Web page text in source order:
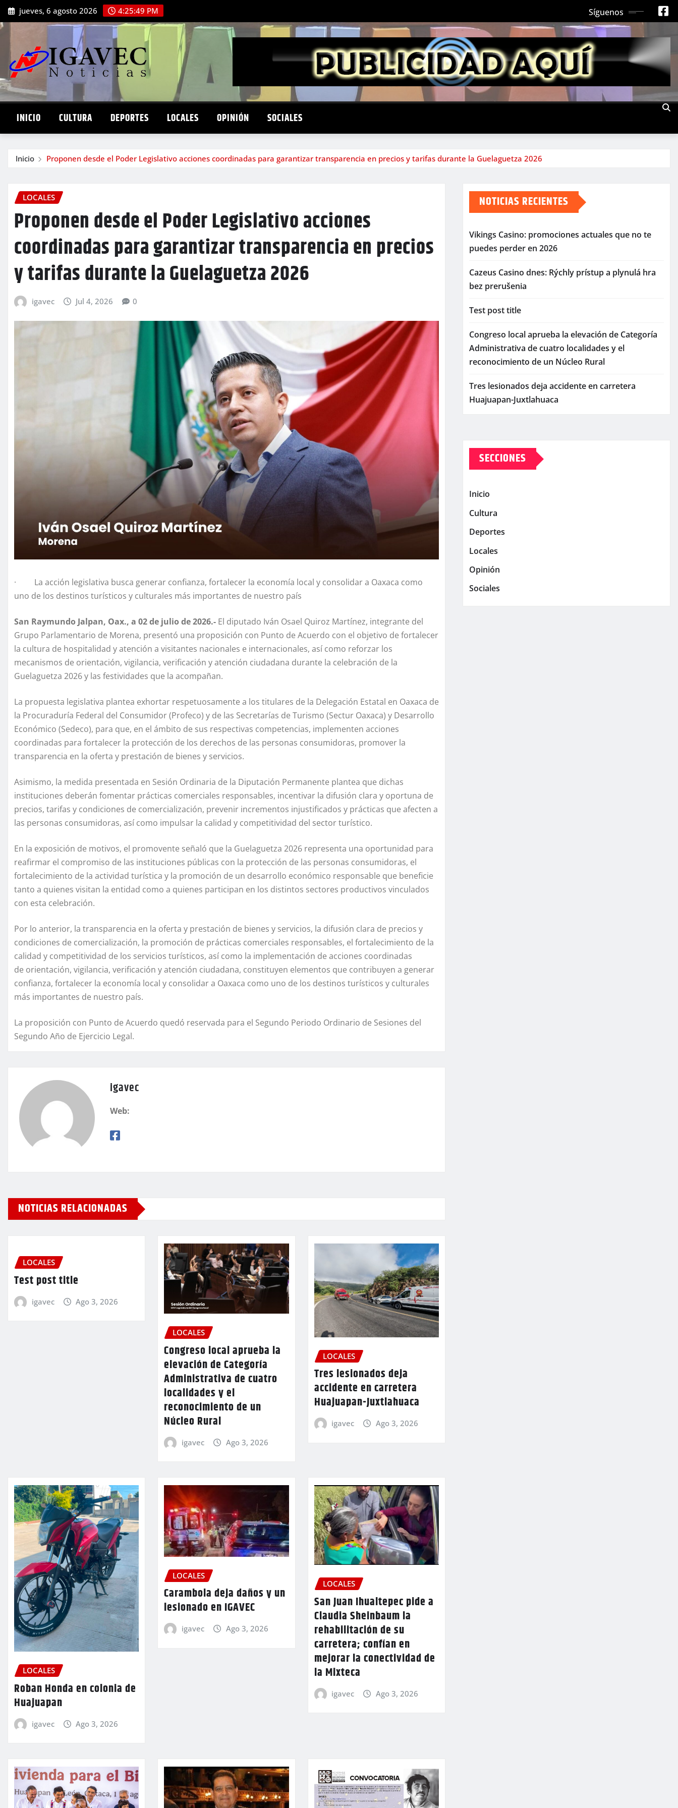
Saltar
al
contenido
jueves, 6 agosto 2026 4:25:51 PM Síguenos
INICIO CULTURA DEPORTES LOCALES OPINIÓN SOCIALES
Inicio Proponen desde el Poder Legislativo acciones coordinadas para garantizar transparencia en precios y tarifas durante la Guelaguetza 2026
LOCALES
Proponen desde el Poder Legislativo acciones
coordinadas para garantizar transparencia en precios
y tarifas durante la Guelaguetza 2026
igavec Jul 4, 2026 0
· La acción legislativa busca generar confianza, fortalecer la economía local y consolidar a Oaxaca como
uno de los destinos turísticos y culturales más importantes de nuestro país
San Raymundo Jalpan, Oax., a 02 de julio de 2026.- El diputado Iván Osael Quiroz Martínez, integrante del
Grupo Parlamentario de Morena, presentó una proposición con Punto de Acuerdo con el objetivo de fortalecer
la cultura de hospitalidad y atención a visitantes nacionales e internacionales, así como reforzar los
mecanismos de orientación, vigilancia, verificación y atención ciudadana durante la celebración de la
Guelaguetza 2026 y las festividades que la acompañan.
La propuesta legislativa plantea exhortar respetuosamente a los titulares de la Delegación Estatal en Oaxaca de
la Procuraduría Federal del Consumidor (Profeco) y de las Secretarías de Turismo (Sectur Oaxaca) y Desarrollo
Económico (Sedeco), para que, en el ámbito de sus respectivas competencias, implementen acciones
coordinadas para fortalecer la protección de los derechos de las personas consumidoras, promover la
transparencia en la oferta y prestación de bienes y servicios.
Asimismo, la medida presentada en Sesión Ordinaria de la Diputación Permanente plantea que dichas
instituciones deberán fomentar prácticas comerciales responsables, incentivar la difusión clara y oportuna de
precios, tarifas y condiciones de comercialización, prevenir incrementos injustificados y prácticas que afecten a
las personas consumidoras, así como impulsar la calidad y competitividad del sector turístico.
En la exposición de motivos, el promovente señaló que la Guelaguetza 2026 representa una oportunidad para
reafirmar el compromiso de las instituciones públicas con la protección de las personas consumidoras, el
fortalecimiento de la actividad turística y la promoción de un desarrollo económico responsable que beneficie
tanto a quienes visitan la entidad como a quienes participan en los distintos sectores productivos vinculados
con esta celebración.
Por lo anterior, la transparencia en la oferta y prestación de bienes y servicios, la difusión clara de precios y
condiciones de comercialización, la promoción de prácticas comerciales responsables, el fortalecimiento de la
calidad y competitividad de los servicios turísticos, así como la implementación de acciones coordinadas
de orientación, vigilancia, verificación y atención ciudadana, constituyen elementos que contribuyen a generar
confianza, fortalecer la economía local y consolidar a Oaxaca como uno de los destinos turísticos y culturales
más importantes de nuestro país.
La proposición con Punto de Acuerdo quedó reservada para el Segundo Periodo Ordinario de Sesiones del
Segundo Año de Ejercicio Legal.
igavec
Web:
NOTICIAS RELACIONADAS
LOCALES
Test post title
igavec Ago 3, 2026
LOCALES
Congreso local aprueba la
elevación de Categoría
Administrativa de cuatro
localidades y el
reconocimiento de un
Núcleo Rural
igavec Ago 3, 2026
LOCALES
Tres lesionados deja
accidente en carretera
Huajuapan-Juxtlahuaca
igavec Ago 3, 2026
LOCALES
Roban Honda en colonia de
Huajuapan
igavec Ago 3, 2026
LOCALES
Carambola deja daños y un
lesionado en IGAVEC
igavec Ago 3, 2026
LOCALES
San Juan Ihualtepec pide a
Claudia Sheinbaum la
rehabilitación de su
carretera; confían en
mejorar la conectividad de
la Mixteca
igavec Ago 3, 2026
NOTICIAS RECIENTES
Vikings Casino: promociones actuales que no te
puedes perder en 2026
Cazeus Casino dnes: Rýchly prístup a plynulá hra
bez prerušenia
Test post title
Congreso local aprueba la elevación de Categoría
Administrativa de cuatro localidades y el
reconocimiento de un Núcleo Rural
Tres lesionados deja accidente en carretera
Huajuapan-Juxtlahuaca
SECCIONES
Inicio
Cultura
Deportes
Locales
Opinión
Sociales